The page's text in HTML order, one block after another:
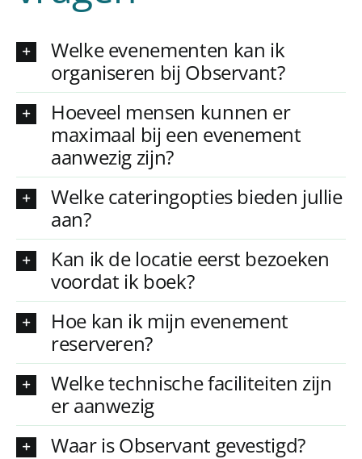
Welke evenementen kan ik
organiseren bij Observant?
Hoeveel mensen kunnen er
maximaal bij een evenement
aanwezig zijn?
Welke cateringopties bieden jullie
aan?
Kan ik de locatie eerst bezoeken
voordat ik boek?
Hoe kan ik mijn evenement
reserveren?
Welke technische faciliteiten zijn
er aanwezig
Waar is Observant gevestigd?